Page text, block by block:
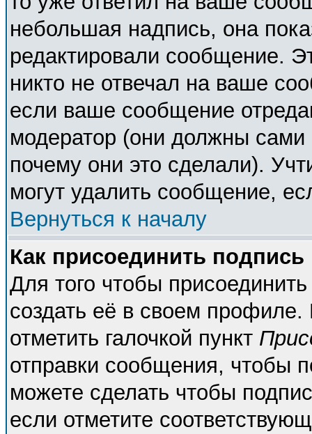
небольшая надпись, она
редактировали сообщение.
никто не отвечал на ваше
если ваше сообщение
модератор (они должны сами
почему они это сделали).
могут удалить сообщение,
Вернуться к началу
Как присоединить
Для того чтобы
создать её в своем
отметить галочкой пункт
отправки сообщения, чтобы
можете сделать чтобы
если отметите